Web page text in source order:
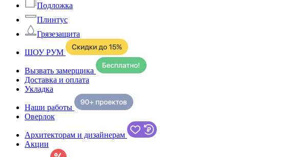
Подложка
Плинтус
Грязезащита
ШОУ РУМ
Вызвать замерщика
Доставка и оплата
Укладка
Наши работы
Оверлок
Архитекторам и дизайнерам
Акции